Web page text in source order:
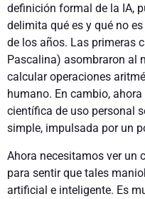
definición formal de la IA,
delimita qué es y qué no
de los años. Las primeras
Pascalina) asombraron al
calcular operaciones
humano. En cambio,
científica de uso personal
simple, impulsada por un
Ahora necesitamos ver un
para sentir que tales
artificial e inteligente. Es